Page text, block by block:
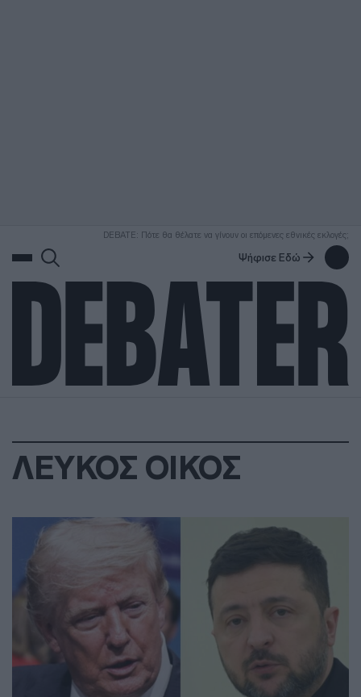
DEBATE: Πότε θα θέλατε να γίνουν οι επόμενες εθνικές εκλογές;
Ψήφισε Εδώ
ΛΕΥΚΟΣ ΟΙΚΟΣ